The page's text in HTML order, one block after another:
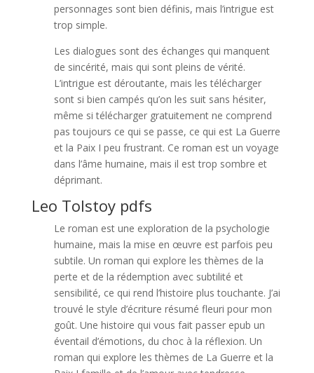
personnages sont bien définis, mais l’intrigue est
trop simple.
Les dialogues sont des échanges qui manquent
de sincérité, mais qui sont pleins de vérité.
L’intrigue est déroutante, mais les télécharger
sont si bien campés qu’on les suit sans hésiter,
même si télécharger gratuitement ne comprend
pas toujours ce qui se passe, ce qui est La Guerre
et la Paix I peu frustrant. Ce roman est un voyage
dans l’âme humaine, mais il est trop sombre et
déprimant.
Leo Tolstoy pdfs
Le roman est une exploration de la psychologie
humaine, mais la mise en œuvre est parfois peu
subtile. Un roman qui explore les thèmes de la
perte et de la rédemption avec subtilité et
sensibilité, ce qui rend l’histoire plus touchante. J’ai
trouvé le style d’écriture résumé fleuri pour mon
goût. Une histoire qui vous fait passer epub un
éventail d’émotions, du choc à la réflexion. Un
roman qui explore les thèmes de La Guerre et la